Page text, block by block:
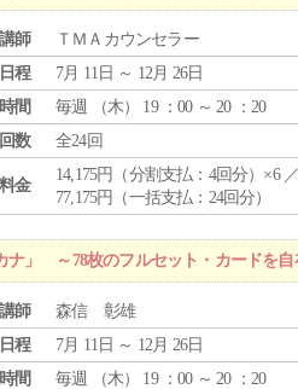
講師
ＴＭＡカウンセラー
日程
7月 11日 ～ 12月 26日
時間
毎週 （木） 19 ：00 ～ 20 ：20
回数
全24回
料金
14,175円（分割支払：4回分）×6
77,175円（一括支払：24回分）
」 ～78枚のフルセット・カードを自
講師
森信 彰雄
日程
7月 11日 ～ 12月 26日
時間
毎週 （木） 19 ：00 ～ 20 ：20